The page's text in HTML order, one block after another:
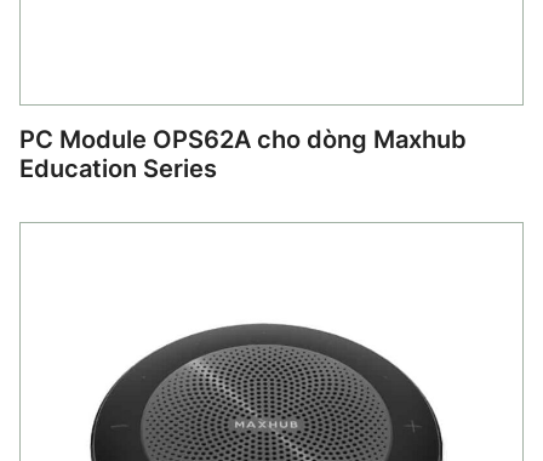
PC Module OPS62A cho dòng Maxhub
Education Series